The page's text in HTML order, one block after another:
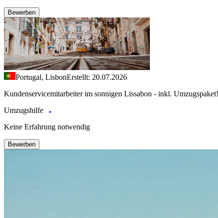
Bewerben
Portugal, LisbonErstellt: 20.07.2026
Kundenservicemitarbeiter im sonnigen Lissabon - inkl. Umzugspaket!
Umzugshilfe
Keine Erfahrung notwendig
Bewerben